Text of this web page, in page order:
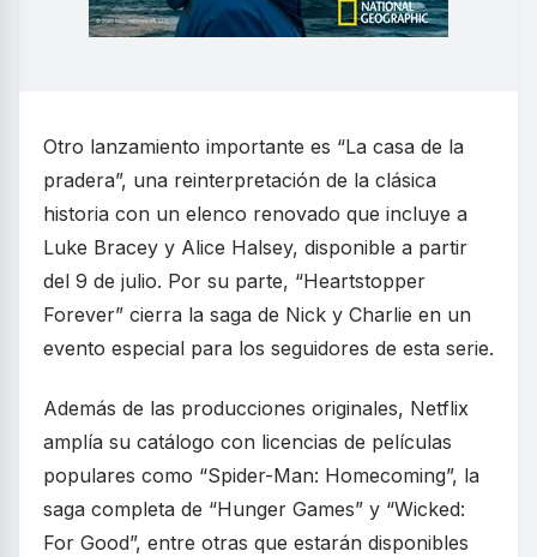
Otro lanzamiento importante es “La casa de la
pradera”, una reinterpretación de la clásica
historia con un elenco renovado que incluye a
Luke Bracey y Alice Halsey, disponible a partir
del 9 de julio. Por su parte, “Heartstopper
Forever” cierra la saga de Nick y Charlie en un
evento especial para los seguidores de esta serie.
Además de las producciones originales, Netflix
amplía su catálogo con licencias de películas
populares como “Spider-Man: Homecoming”, la
saga completa de “Hunger Games” y “Wicked:
For Good”, entre otras que estarán disponibles